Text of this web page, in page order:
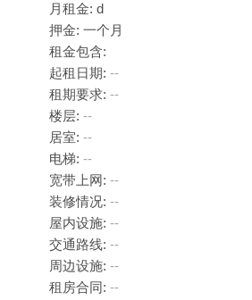
月租金: d
押金: 一个月
租金包含:
起租日期: --
租期要求: --
楼层: --
居室: --
电梯: --
宽带上网: --
装修情况: --
屋内设施: --
交通路线: --
周边设施: --
租房合同: --